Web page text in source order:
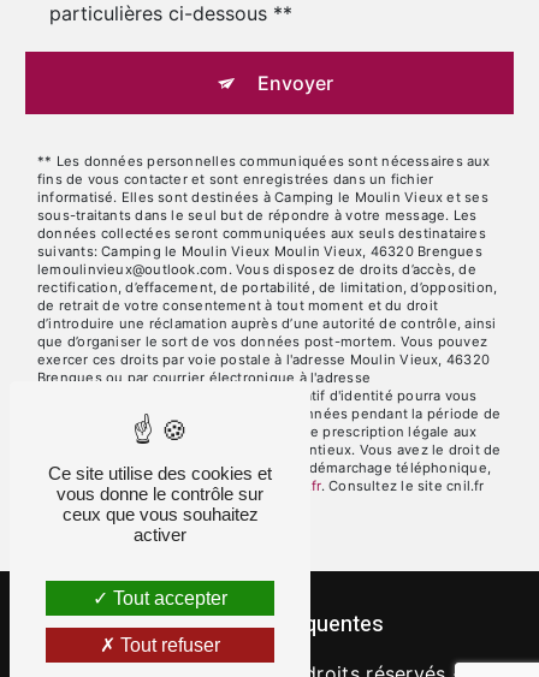
particulières ci-dessous **
Envoyer
** Les données personnelles communiquées sont nécessaires aux
fins de vous contacter et sont enregistrées dans un fichier
informatisé. Elles sont destinées à Camping le Moulin Vieux et ses
sous-traitants dans le seul but de répondre à votre message. Les
données collectées seront communiquées aux seuls destinataires
suivants: Camping le Moulin Vieux Moulin Vieux, 46320 Brengues
lemoulinvieux@outlook.com. Vous disposez de droits d’accès, de
rectification, d’effacement, de portabilité, de limitation, d’opposition,
de retrait de votre consentement à tout moment et du droit
d’introduire une réclamation auprès d’une autorité de contrôle, ainsi
que d’organiser le sort de vos données post-mortem. Vous pouvez
exercer ces droits par voie postale à l'adresse Moulin Vieux, 46320
Brengues ou par courrier électronique à l'adresse
lemoulinvieux@outlook.com. Un justificatif d'identité pourra vous
être demandé. Nous conservons vos données pendant la période de
prise de contact puis pendant la durée de prescription légale aux
fins probatoires et de gestion des contentieux. Vous avez le droit de
vous inscrire sur la liste d'opposition au démarchage téléphonique,
disponible à cette adresse:
Bloctel.gouv.fr. Consultez le site cnil.fr
pour plus d’informations sur vos droits.
Recherches fréquentes
Ce site utilise des cookies et
vous donne le contrôle sur
ceux que vous souhaitez
activer
Tout accepter
Tout refuser